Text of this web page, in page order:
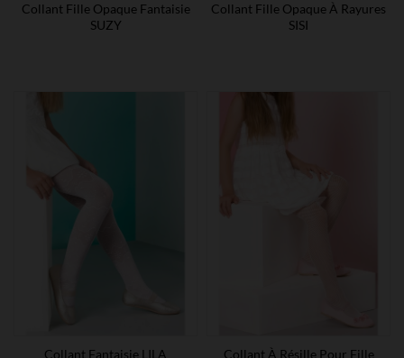
Collant Fille Opaque Fantaisie
SUZY
Collant Fille Opaque À Rayures
SISI
Collant Fantaisie LILA Collant À Résille Pour Fille